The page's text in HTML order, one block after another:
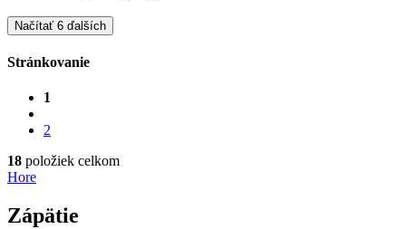
Načítať 6 ďalších
Stránkovanie
1
2
18 položiek celkom
Hore
Zápätie